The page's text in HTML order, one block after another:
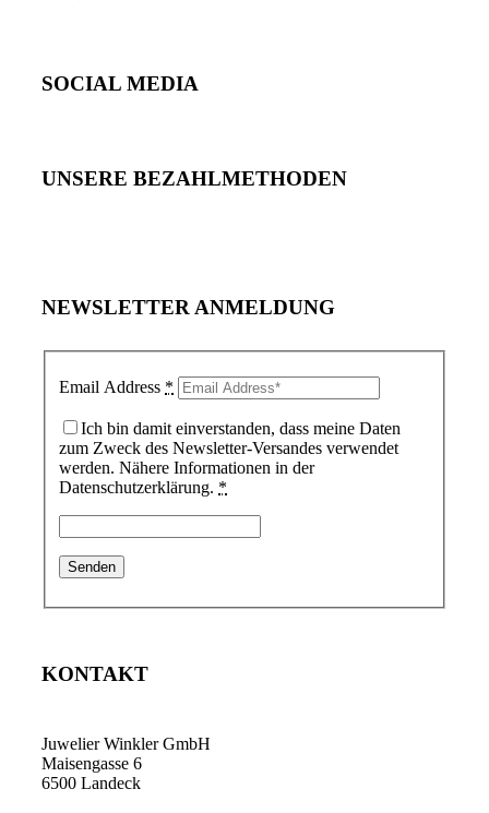
SOCIAL MEDIA
UNSERE BEZAHLMETHODEN
NEWSLETTER ANMELDUNG
Email Address *
Ich bin damit einverstanden, dass meine Daten
zum Zweck des Newsletter-Versandes verwendet
werden. Nähere Informationen in der
Datenschutzerklärung. *
KONTAKT
Juwelier Winkler GmbH
Maisengasse 6
6500 Landeck